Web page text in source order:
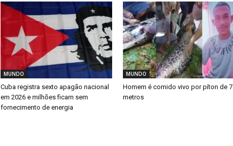
MUNDO
Cuba registra sexto apagão nacional
em 2026 e milhões ficam sem
fornecimento de energia
MUNDO
Homem é comido vivo por píton de 7
metros